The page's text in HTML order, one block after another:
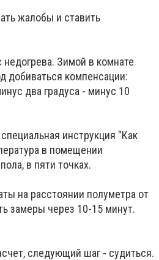
жалобы и ставить
Зимой в комнате
добиваться компенсации:
два градуса - минус 10
инструкция "Как
в помещении
в пяти точках.
на расстоянии полуметра от
замеры через 10-15 минут.
следующий шаг - судиться.